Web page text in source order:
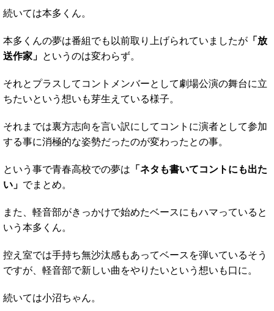
続いては本多くん。
本多くんの夢は番組でも以前取り上げられていましたが 「放
送作家」 というのは変わらず。
それとプラスしてコントメンバーとして劇場公演の舞台に立
ちたいという想いも芽生えている様子。
それまでは裏方志向を言い訳にしてコントに演者として参加
する事に消極的な姿勢だったのが変わったとの事。
という事で青春高校での夢は 「ネタも書いてコントにも出た
い」 でまとめ。
また、軽音部がきっかけで始めたベースにもハマっていると
いう本多くん。
控え室では手持ち無沙汰感もあってベースを弾いているそう
ですが、軽音部で新しい曲をやりたいという想いも口に。
続いては小沼ちゃん。